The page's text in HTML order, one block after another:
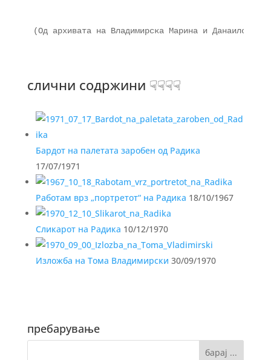
(Од архивата на Владимирска Марина и Данаилов
слични содржини ☟☟☟☟
Бардот на палетата заробен од Радика
17/07/1971
Работам врз „портретот“ на Радика 18/10/1967
Сликарот на Радика 10/12/1970
Изложба на Тома Владимирски 30/09/1970
пребарување